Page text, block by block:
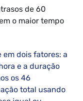
de 60
o maior tempo
em dois fatores: a
e a duração
os 46
total usando